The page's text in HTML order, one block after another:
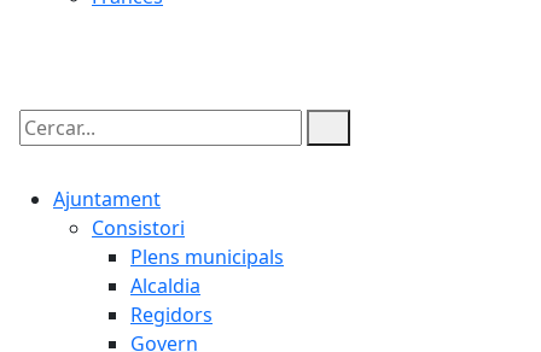
Cercar:
Ajuntament
Consistori
Plens municipals
Alcaldia
Regidors
Govern